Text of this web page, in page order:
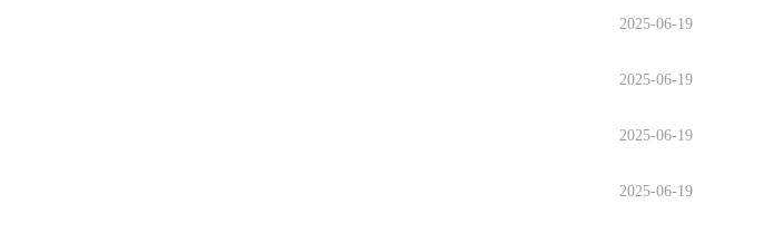
2025-06-19
2025-06-19
2025-06-19
2025-06-19